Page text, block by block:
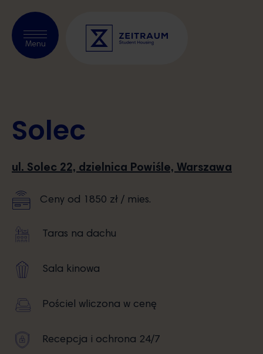
Menu
Kraków
Warszawa
Blog
Solec
ul. Solec 22, dzielnica Powiśle, Warszawa
Ceny od 1850 zł / mies.
Taras na dachu
Sala kinowa
Pościel wliczona w cenę
Recepcja i ochrona 24/7
Sprawdzić dostępność